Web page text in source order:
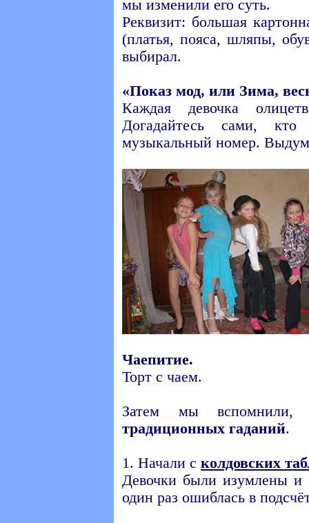
мы изменили его суть.
Реквизит: большая
(платья, пояса, шляпы,
выбирал.
«Показ мод, или Зима,
Каждая девочка
Догадайтесь сами,
музыкальный номер.
Чаепитие.
Торт с чаем.
Затем мы вспомнили,
традиционных гаданий.
1. Начали с колдовских
Девочки были изумлены и
один раз ошиблась в